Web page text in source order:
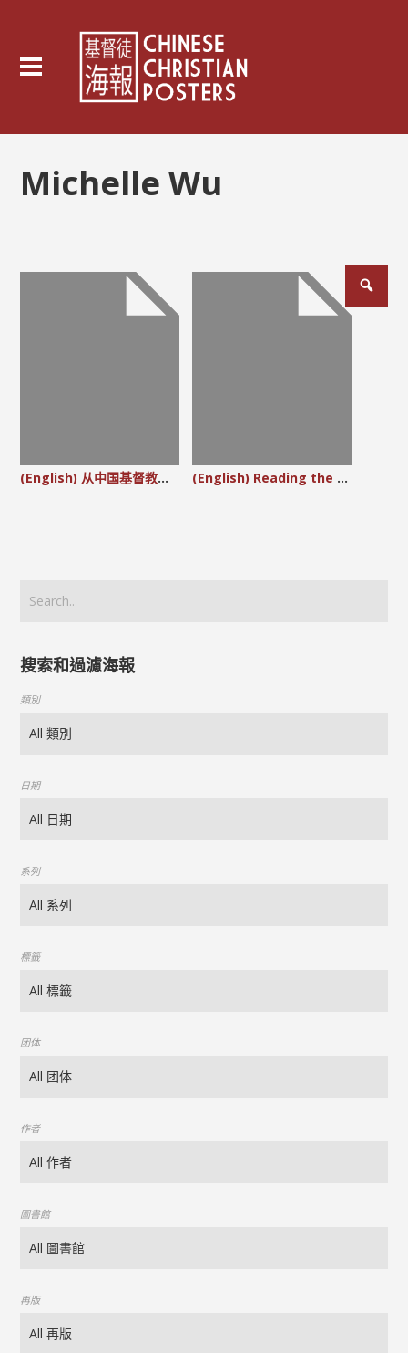
Michelle Wu
(English) 从中国基督教海报的视角看中国文化处境里无知财主的比喻 (English) Reading the Parable of the Rich Fool in the Context of Chinese Culture through the Lens of A Chinese Christian Poster
搜索和過濾海報
類別
日期
系列
標籤
团体
作者
圖書館
再版